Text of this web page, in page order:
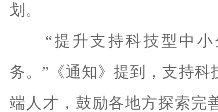
划。
“提升支持科技型中小
务。”《通知》提到，支持科
端人才，鼓励各地方探索完